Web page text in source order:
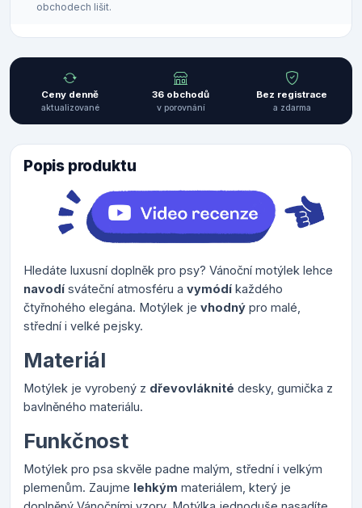
obchodech lišit.
Ceny denně
aktualizované
36 obchodů
v porovnání
Bez registrace
a zdarma
Popis produktu
Hledáte luxusní doplněk pro psy? Vánoční motýlek lehce
navodí sváteční atmosféru a vymódí každého
čtyřnohého elegána. Motýlek je vhodný pro malé,
střední i velké pejsky.
Materiál
Motýlek je vyrobený z dřevovláknité desky, gumička z
bavlněného materiálu.
Funkčnost
Motýlek pro psa skvěle padne malým, střední i velkým
plemenům. Zaujme lehkým materiálem, který je